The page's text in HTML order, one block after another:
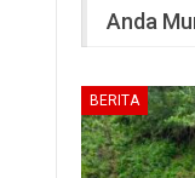
Anda
BERITA